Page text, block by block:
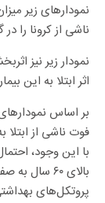
نمودارهای زیر
ناشی از کرونا را در گروه سنی ۵۰ تا
نمودار زیر نیز
اثر ابتلا به این بیماری را
بر اساس
فوت ناشی از
با این وجود،
بالای ۶۰
پروتکل‌های